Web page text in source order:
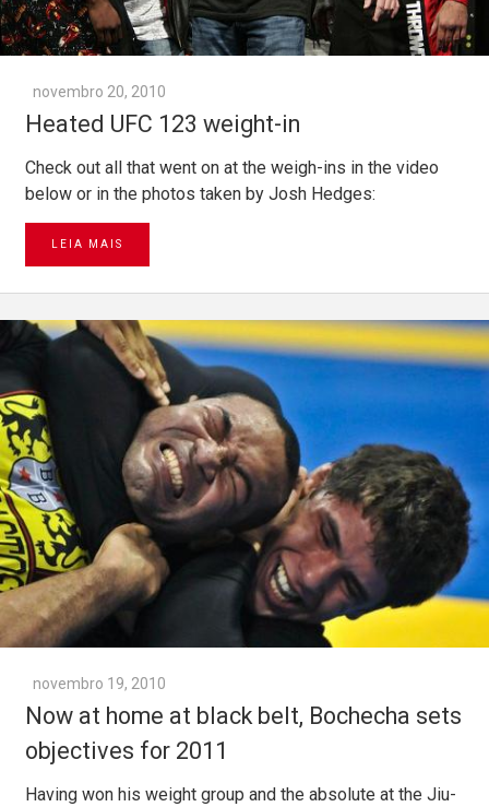
novembro 20, 2010
Heated UFC 123 weight-in
Check out all that went on at the weigh-ins in the video
below or in the photos taken by Josh Hedges:
LEIA MAIS
novembro 19, 2010
Now at home at black belt, Bochecha sets
objectives for 2011
Having won his weight group and the absolute at the Jiu-